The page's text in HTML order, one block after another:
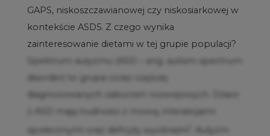
GAPS, niskoszczawianowej czy niskosiarkowej w
kontekście ASD5. Z czego wynika
zainteresowanie dietami w tej grupie populacji?
z ASD mają trudności z mową, interakcjami